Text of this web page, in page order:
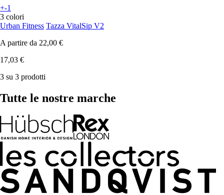
+-1
3 colori
Urban Fitness Tazza VitalSip V2
A partire da 22,00 €
17,03 €
3 su 3 prodotti
Tutte le nostre marche